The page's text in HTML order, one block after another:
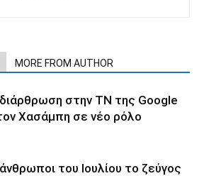
MORE FROM AUTHOR
στην ΤΝ της Google
Χασάμπη σε νέο ρόλο
του Ιουλίου το ζεύγος